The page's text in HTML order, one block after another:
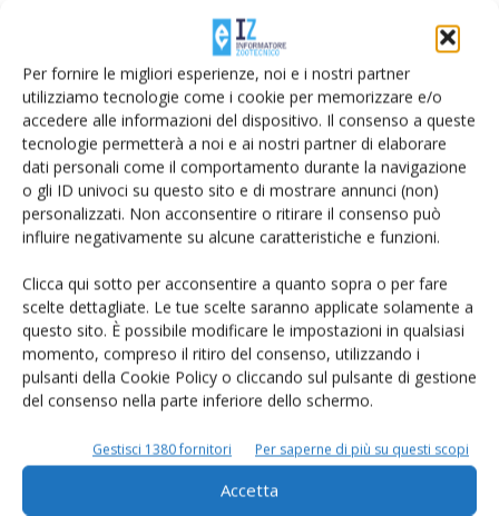
Per fornire le migliori esperienze, noi e i nostri partner
utilizziamo tecnologie come i cookie per memorizzare e/o
accedere alle informazioni del dispositivo. Il consenso a queste
tecnologie permetterà a noi e ai nostri partner di elaborare
dati personali come il comportamento durante la navigazione
o gli ID univoci su questo sito e di mostrare annunci (non)
personalizzati. Non acconsentire o ritirare il consenso può
influire negativamente su alcune caratteristiche e funzioni.
Clicca qui sotto per acconsentire a quanto sopra o per fare
scelte dettagliate. Le tue scelte saranno applicate solamente a
questo sito. È possibile modificare le impostazioni in qualsiasi
momento, compreso il ritiro del consenso, utilizzando i
pulsanti della Cookie Policy o cliccando sul pulsante di gestione
del consenso nella parte inferiore dello schermo.
Gestisci 1380 fornitori Per saperne di più su questi scopi
Accetta
Bruxelles. Sono convinto che il marchio Parmigiano
Reggiano abbia qui l’opportunità di rafforzarsi
ulteriormente».
TAG Cs CAsello D'oro Awards Parmigiano Reggiano
Facebook Twitter